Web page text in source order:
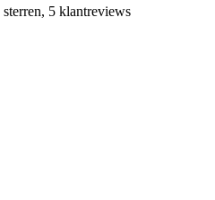
5 klantreviews